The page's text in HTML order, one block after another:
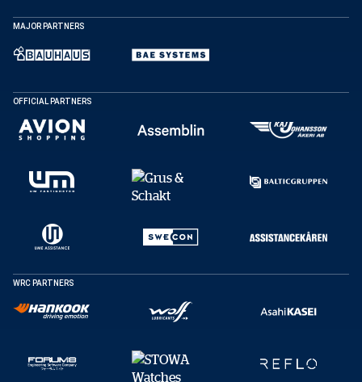
MAJOR PARTNERS
OFFICIAL PARTNERS
WRC PARTNERS